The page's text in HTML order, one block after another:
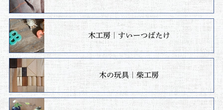
木工房｜すいーつばたけ
木の玩具｜柴工房